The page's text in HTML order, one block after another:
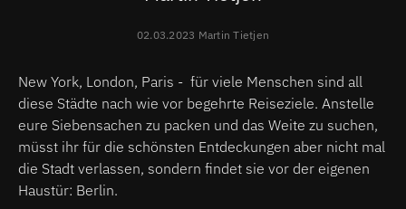
02.03.2023 Martin Tietjen
New York, London, Paris - für viele Menschen sind all
diese Städte nach wie vor begehrte Reiseziele. Anstelle
eure Siebensachen zu packen und das Weite zu suchen,
müsst ihr für die schönsten Entdeckungen aber nicht mal
die Stadt verlassen, sondern findet sie vor der eigenen
Haustür: Berlin.